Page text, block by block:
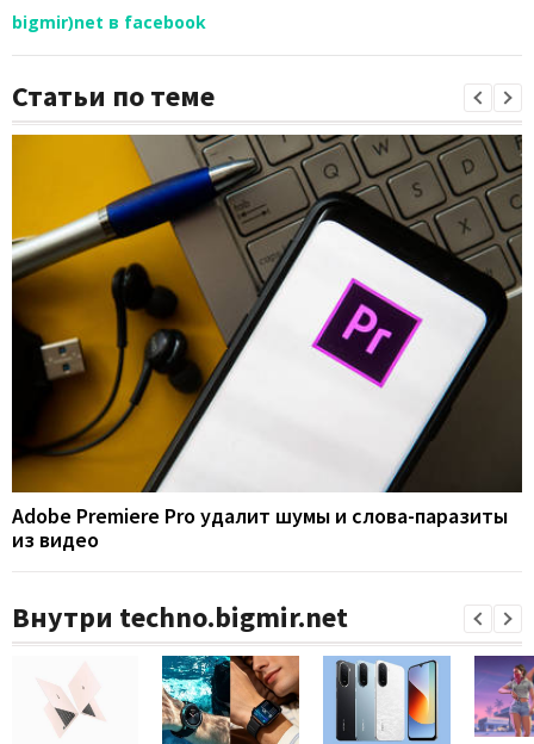
bigmir)net в facebook
Статьи по теме
Adobe Premiere Pro удалит шумы и слова-паразиты
из видео
Внутри techno.bigmir.net